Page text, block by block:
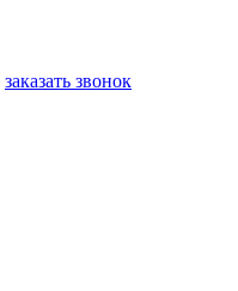
заказать звонок